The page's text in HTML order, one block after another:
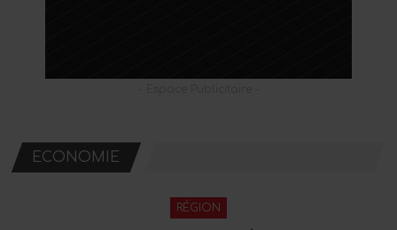
ECONOMIE
RÉGION